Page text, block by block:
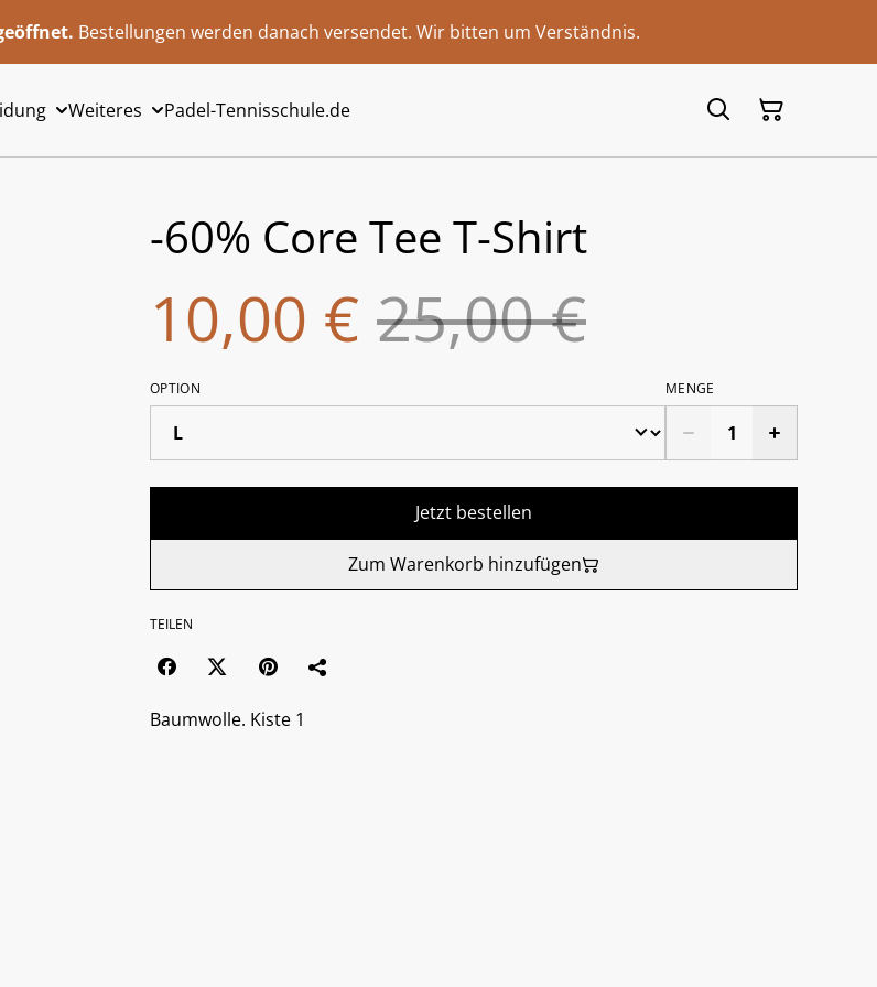
Bestellungen werden danach versendet. Wir bitten um Verständnis.
Weiteres Padel-Tennisschule.de
-60% Core Tee T-Shirt
10,00 € 25,00 €
OPTION MENGE
Jetzt bestellen
Zum Warenkorb hinzufügen
TEILEN
Baumwolle. Kiste 1